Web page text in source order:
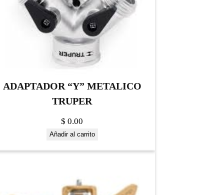
ADAPTADOR “Y” METALICO
TRUPER
$ 0.00
Añadir al carrito